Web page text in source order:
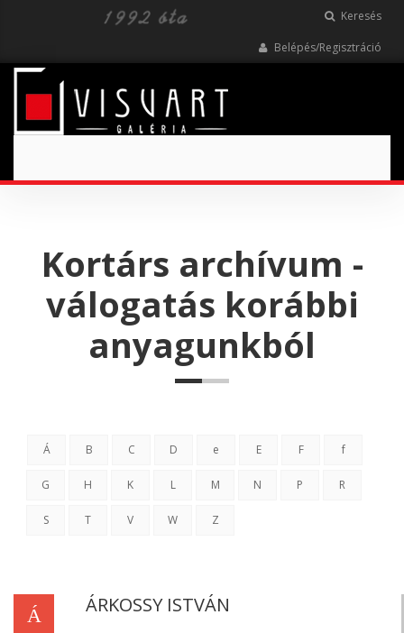
Keresés
Belépés/Regisztráció
Kortárs archívum -
válogatás korábbi
anyagunkból
Á B C D e E F f
G H K L M N P R
S T V W Z
Á ÁRKOSSY ISTVÁN